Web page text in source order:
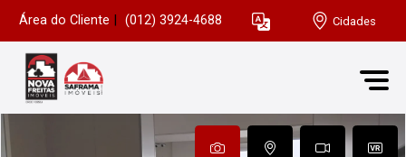
Área do Cliente (012) 3924-4688 Cidades